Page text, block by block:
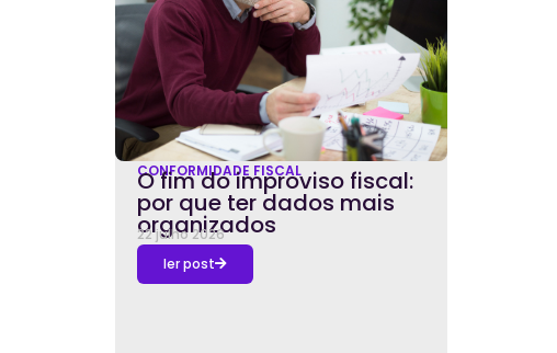
CONFORMIDADE FISCAL
O fim do improviso fiscal:
por que ter dados mais
organizados
22 julho 2026
ler post